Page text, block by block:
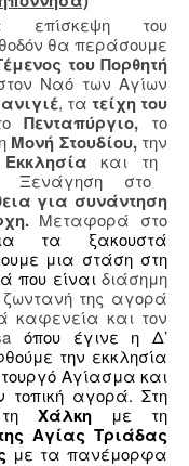
επίσκεψη του
θα περάσουμε
του Πορθητή
Ναό των Αγίων
, τα τείχη του
Πενταπύργιο, το
Μονή Στουδίου, την
Εκκλησίακαι τη
Ξενάγηση στο
για συνάντηση
Μεταφορά στο
τα ξακουστά
μια στάση στη
που είναι διάσημη
της αγορά
καφενεία και τον
όπου έγινε η Δ’
την εκκλησία
Αγίασμα και
τοπική αγορά. Στη
Χάλκη με τη
Αγίας Τριάδας
με τα πανέμορφα